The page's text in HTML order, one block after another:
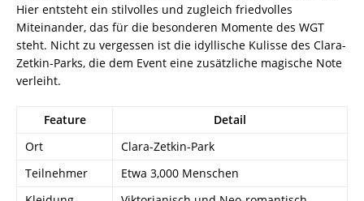
Hier entsteht ein stilvolles und zugleich friedvolles
Miteinander, das für die besonderen Momente des WGT
steht. Nicht zu vergessen ist die idyllische Kulisse des Clara-
Zetkin-Parks, die dem Event eine zusätzliche magische Note
verleiht.
Feature
Detail
Ort
Clara-Zetkin-Park
Teilnehmer
Etwa 3,000 Menschen